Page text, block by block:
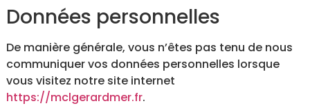
Données personnelles
De manière générale, vous n’êtes pas tenu de nous
communiquer vos données personnelles lorsque
vous visitez notre site internet
https://mclgerardmer.fr.